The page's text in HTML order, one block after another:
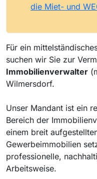
die Miet- und
Für ein
suchen wir Sie zur
Immobilienverwalter
Wilmersdorf.
Unser Mandant ist ein
Bereich der
einem breit
Gewerbeimmobilien
professionelle,
Arbeitsweise.